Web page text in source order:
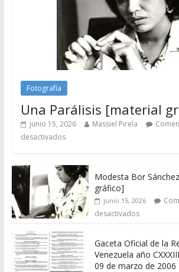
Fotografía
Una Parálisis [material
junio 15, 2026 Massiel Pirela
desactivados
Modesta Bor
gráfico]
junio 15, 2026
desactivados
Gaceta Oficial de la
Venezuela año
09 de marzo de 2006